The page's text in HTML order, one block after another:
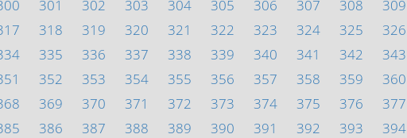
301 302 303 304 305 306 307 308
309
318 319 320 321 322 323 324 325
326
335 336 337 338 339 340 341 342
343
352 353 354 355 356 357 358 359
360
369 370 371 372 373 374 375 376
377
386 387 388 389 390 391 392 393
394